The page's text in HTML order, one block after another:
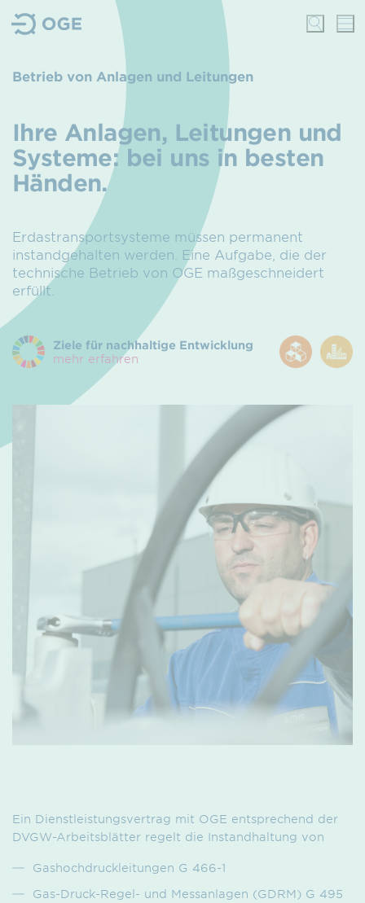
Betrieb von Anlagen und Leitungen
Ihre Anlagen, Leitungen und
Systeme: bei uns in besten
Händen.
Erdastransportsysteme müssen permanent
instandgehalten werden. Eine Aufgabe, die der
technische Betrieb von OGE maßgeschneidert
erfüllt.
Ziele für nachhaltige Entwicklung
mehr erfahren
Ein Dienstleistungsvertrag mit OGE entsprechend der
DVGW-Arbeitsblätter regelt die Instandhaltung von
Gashochdruckleitungen G 466-1
Gas-Druck-Regel- und Messanlagen (GDRM) G 495